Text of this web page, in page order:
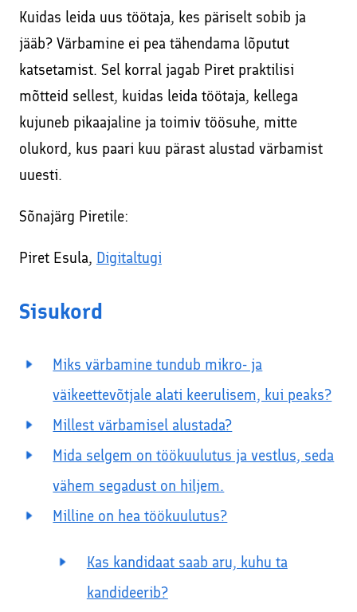
Kodulehe tekstide kirjutamine
SEO – kodulehe otsimootoritele optimeerimine
Sisuturundus ja sisuloome
Google Ads reklaami haldamine ja konsultatsioonid
Interneti turvalisuse ja veibi loengud koolides
Sooduskoodid ja -pakkumised koostööpartneritelt!
Veebikoolitus – sissejuhatus meiliturundusse
Veebikoolitus – SEO, sisuturundus ja -loome
Õppekorralduse alused
Koolitaja Brit Mesipuu
Interneti turvalisuse ja veibi loengud koolides
Kuidas leida uus töötaja, kes päriselt sobib ja
jääb? Värbamine ei pea tähendama lõputut
katsetamist. Sel korral jagab Piret praktilisi
mõtteid sellest, kuidas leida töötaja, kellega
kujuneb pikaajaline ja toimiv töösuhe, mitte
olukord, kus paari kuu pärast alustad värbamist
uuesti.
Sõnajärg Piretile:
Piret Esula, Digitaltugi
Sisukord
Miks värbamine tundub mikro- ja
väikeettevõtjale alati keerulisem, kui peaks?
Millest värbamisel alustada?
Mida selgem on töökuulutus ja vestlus, seda
vähem segadust on hiljem.
Milline on hea töökuulutus?
Kas kandidaat saab aru, kuhu ta
kandideerib?